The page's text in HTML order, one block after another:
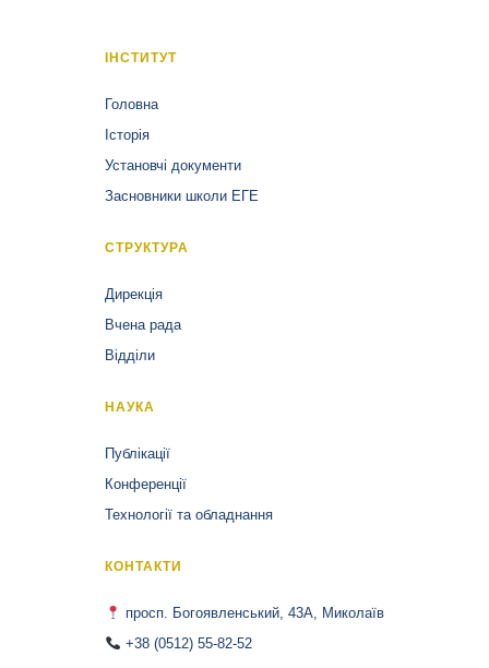
ІНСТИТУТ
Головна
Історія
Установчі документи
Засновники школи ЕГЕ
СТРУКТУРА
Дирекція
Вчена рада
Відділи
НАУКА
Публікації
Конференції
Технології та обладнання
КОНТАКТИ
просп. Богоявленський, 43А, Миколаїв
+38 (0512) 55-82-52